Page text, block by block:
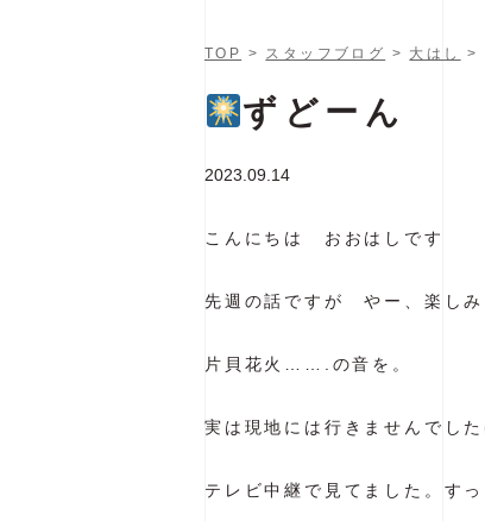
TOP > スタッフブログ > 大はし >
ずどーん
2023.09.14
こんにちは おおはしです
先週の話ですが やー、楽しみ
片貝花火…….の音を。
実は現地には行きませんでし
テレビ中継で見てました。す